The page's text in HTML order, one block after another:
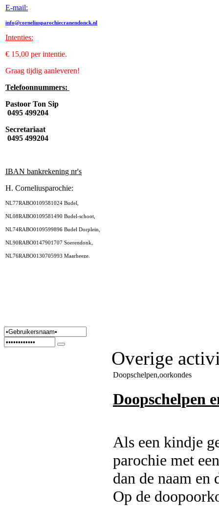
E-mail:
info@corneliusparochiecranendonck.nl
Intenties:
€ 15,00 per intentie.
Graag tijdig aanleveren!
Telefoonnummers:
Pastoor Ton Sip
0495 499204
Secretariaat
0495 499204
IBAN bankrekening nr's
H. Corneliusparochie:
NL77RABO0109581024 Budel,
NL08RABO0109581490 Budel-schoot,
NL74RABO0109599896 Budel Dorplein,
NL90RABO0147901707 Soerendonk,
NL76RABO0130705993 Maarheeze.
Overige
Doopschelpen,oorkondes
Doopschelpen
Als een kindje
parochie met
dan de naam
Op de